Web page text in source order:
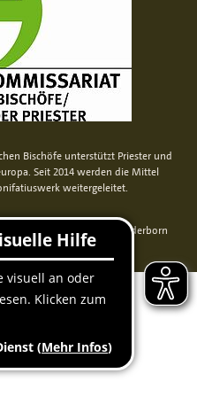
Bischöfe unterstützt Priester und
Seit 2014 werden die Mittel
weitergeleitet.
e. V., Kamp 22, 33098 Paderborn
Sitemap